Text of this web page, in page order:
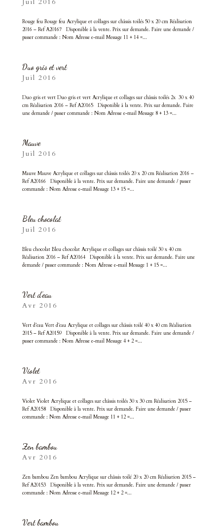
Rouge feu Rouge feu Acrylique et collages sur châssis toilés 50 x 20 cm Réalisation
2016 – Ref A20167 Disponible à la vente. Prix sur demande. Faire une demande /
passer commande : Nom Adresse e-mail Message 11 + 14 =...
Duo gris et vert
Juil 2016
Duo gris et vert Duo gris et vert Acrylique et collages sur châssis toilés 2x 30 x 40
cm Réalisation 2016 – Ref A20165 Disponible à la vente. Prix sur demande. Faire
une demande / passer commande : Nom Adresse e-mail Message 8 + 13 =...
Mauve
Juil 2016
Mauve Mauve Acrylique et collages sur châssis toilés 20 x 20 cm Réalisation 2016 –
Ref A20166 Disponible à la vente. Prix sur demande. Faire une demande / passer
commande : Nom Adresse e-mail Message 13 + 15 =...
Bleu chocolat
Juil 2016
Bleu chocolat Bleu chocolat Acrylique et collages sur châssis toilé 30 x 40 cm
Réalisation 2016 – Ref A20164 Disponible à la vente. Prix sur demande. Faire une
demande / passer commande : Nom Adresse e-mail Message 1 + 15 =...
Vert d’eau
Avr 2016
Vert d’eau Vert d’eau Acrylique et collages sur châssis toilé 40 x 40 cm Réalisation
2015 – Ref A20159 Disponible à la vente. Prix sur demande. Faire une demande /
passer commande : Nom Adresse e-mail Message 4 + 2 =...
Violet
Avr 2016
Violet Violet Acrylique et collages sur châssis toilés 30 x 30 cm Réalisation 2015 –
Ref A20158 Disponible à la vente. Prix sur demande. Faire une demande / passer
commande : Nom Adresse e-mail Message 11 + 12 =...
Zen bambou
Avr 2016
Zen bambou Zen bambou Acrylique sur châssis toilé 20 x 20 cm Réalisation 2015 –
Ref A20153 Disponible à la vente. Prix sur demande. Faire une demande / passer
commande : Nom Adresse e-mail Message 12 + 2 =...
Vert bambou